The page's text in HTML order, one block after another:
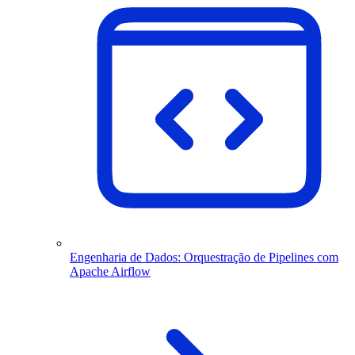
Engenharia de Dados: Orquestração de Pipelines com
Apache Airflow